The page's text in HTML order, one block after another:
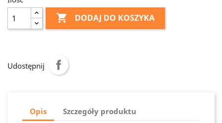
 DODAJ DO KOSZYKA
Udostępnij
Opis Szczegóły produktu